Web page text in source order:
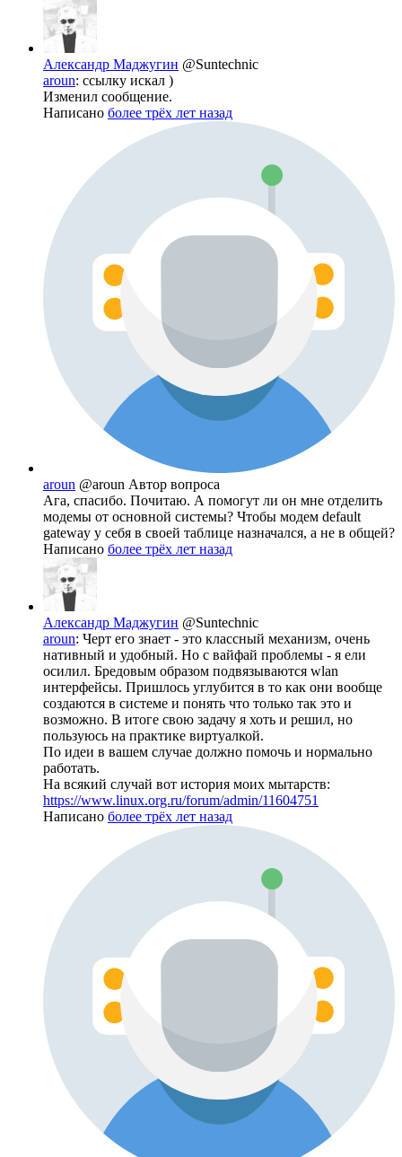
Александр Маджугин @Suntechnic
aroun: ссылку искал )
Изменил сообщение.
Написано более трёх лет назад
aroun @aroun Автор вопроса
Ага, спасибо. Почитаю. А помогут ли он мне отделить
модемы от основной системы? Чтобы модем default
gateway у себя в своей таблице назначался, а не в общей?
Написано более трёх лет назад
Александр Маджугин @Suntechnic
aroun: Черт его знает - это классный механизм, очень
нативный и удобный. Но с вайфай проблемы - я ели
осилил. Бредовым образом подвязываются wlan
интерфейсы. Пришлось углубится в то как они вообще
создаются в системе и понять что только так это и
возможно. В итоге свою задачу я хоть и решил, но
пользуюсь на практике виртуалкой.
По идеи в вашем случае должно помочь и нормально
работать.
На всякий случай вот история моих мытарств:
https://www.linux.org.ru/forum/admin/11604751
Написано более трёх лет назад